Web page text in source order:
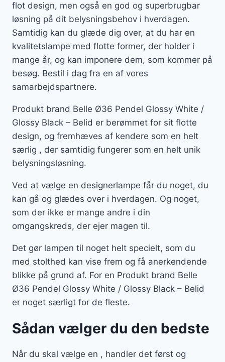
flot design, men også en god og superbrugbar
løsning på dit belysningsbehov i hverdagen.
Samtidig kan du glæde dig over, at du har en
kvalitetslampe med flotte former, der holder i
mange år, og kan imponere dem, som kommer på
besøg. Bestil i dag fra en af vores
samarbejdspartnere.
Produkt brand Belle Ø36 Pendel Glossy White /
Glossy Black – Belid er berømmet for sit flotte
design, og fremhæves af kendere som en helt
særlig , der samtidig fungerer som en helt unik
belysningsløsning.
Ved at vælge en designerlampe får du noget, du
kan gå og glædes over i hverdagen. Og noget,
som der ikke er mange andre i din
omgangskreds, der ejer magen til.
Det gør lampen til noget helt specielt, som du
med stolthed kan vise frem og få anerkendende
blikke på grund af. For en Produkt brand Belle
Ø36 Pendel Glossy White / Glossy Black – Belid
er noget særligt for de fleste.
Sådan vælger du den bedste
Når du skal vælge en , handler det først og